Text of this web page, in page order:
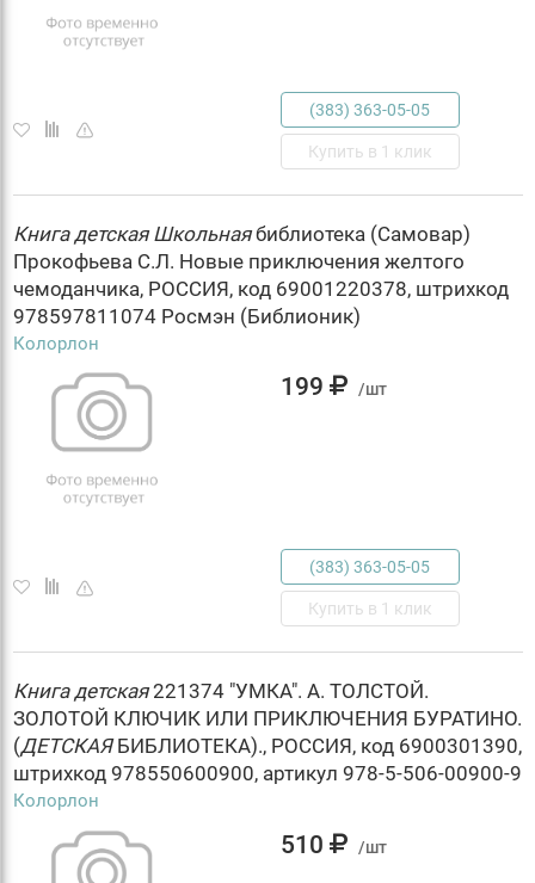
(383) 363-05-05
Купить в 1 клик
Книга детская Школьнаябиблиотека (Самовар)
Прокофьева С.Л. Новые приключения желтого
чемоданчика, РОССИЯ, код 69001220378, штрихкод
978597811074 Росмэн (Библионик)
Колорлон
199 /шт
(383) 363-05-05
Купить в 1 клик
Книга детская221374 "УМКА". А. ТОЛСТОЙ.
ЗОЛОТОЙ КЛЮЧИК ИЛИ ПРИКЛЮЧЕНИЯ БУРАТИНО.
(ДЕТСКАЯБИБЛИОТЕКА)., РОССИЯ, код 6900301390,
штрихкод 978550600900, артикул 978-5-506-00900-9
Колорлон
510 /шт